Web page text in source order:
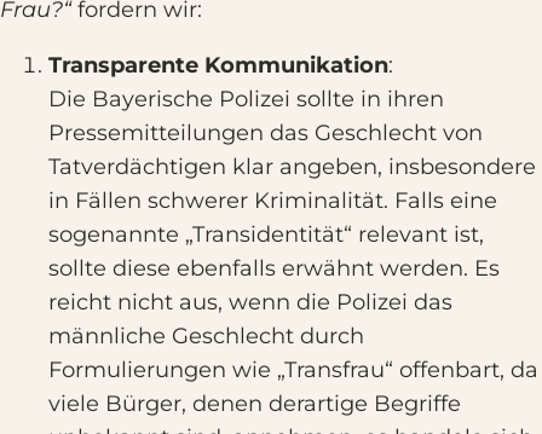
Frau?“fordern wir:
Transparente Kommunikation:
Die Bayerische Polizei sollte in ihren
Pressemitteilungen das Geschlecht von
Tatverdächtigen klar angeben, insbesondere
in Fällen schwerer Kriminalität. Falls eine
sogenannte „Transidentität“ relevant ist,
sollte diese ebenfalls erwähnt werden. Es
reicht nicht aus, wenn die Polizei das
männliche Geschlecht durch
Formulierungen wie „Transfrau“ offenbart, da
viele Bürger, denen derartige Begriffe